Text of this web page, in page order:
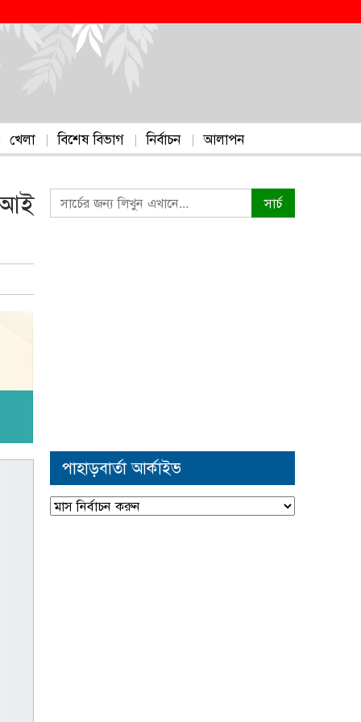
খেলা বিশেষ বিভাগ নির্বাচন আলাপন
পাহাড়বার্তা আর্কাইভ
পাহাড়বার্তা
আর্কাইভ